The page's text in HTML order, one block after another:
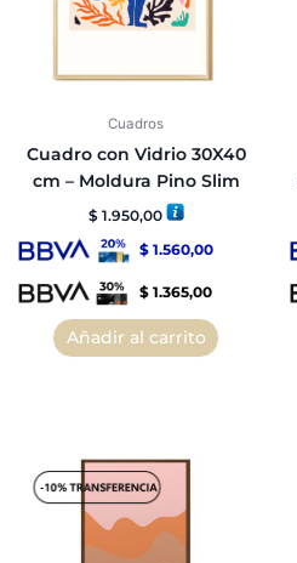
Cuadros
Cuadro con Vidrio 30X40
cm – Moldura Pino Slim
$ 1.950,00
$ 1.560,00
$ 1.365,00
Añadir al carrito